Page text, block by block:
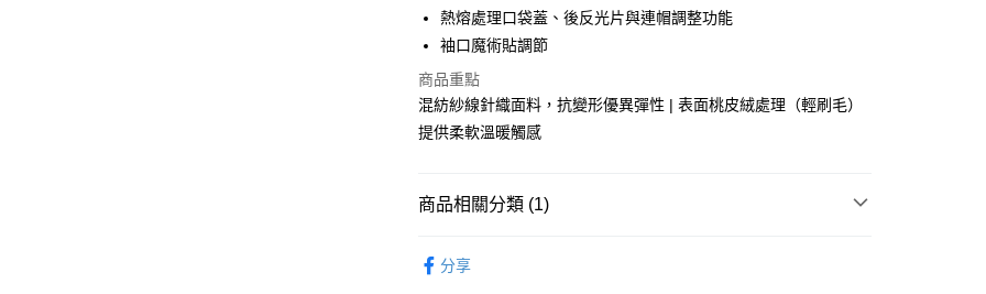
WeChat Pay
送貨方式
付款後順豐站及營業點
付款後順豐合作便利店
送貨上門免運優惠
熱熔處理口袋蓋、後反光片與連帽調整功能
袖口魔術貼調節
商品重點
混紡紗線針織面料，抗變形優異彈性 | 表面桃皮絨處理（輕刷毛）
提供柔軟溫暖觸感
商品相關分類 (1)
分享